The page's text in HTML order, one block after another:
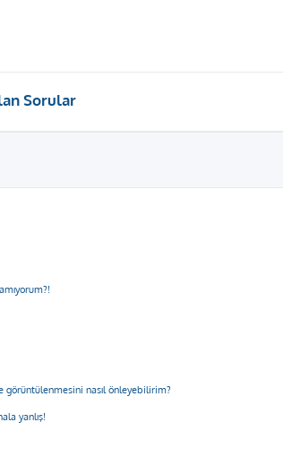
Sorular
görüntülenmesini nasıl önleyebilirim?
yanlış!